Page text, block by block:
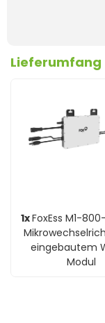
Lieferumfang
1xFoxEss M1-
eingebautem
Modul